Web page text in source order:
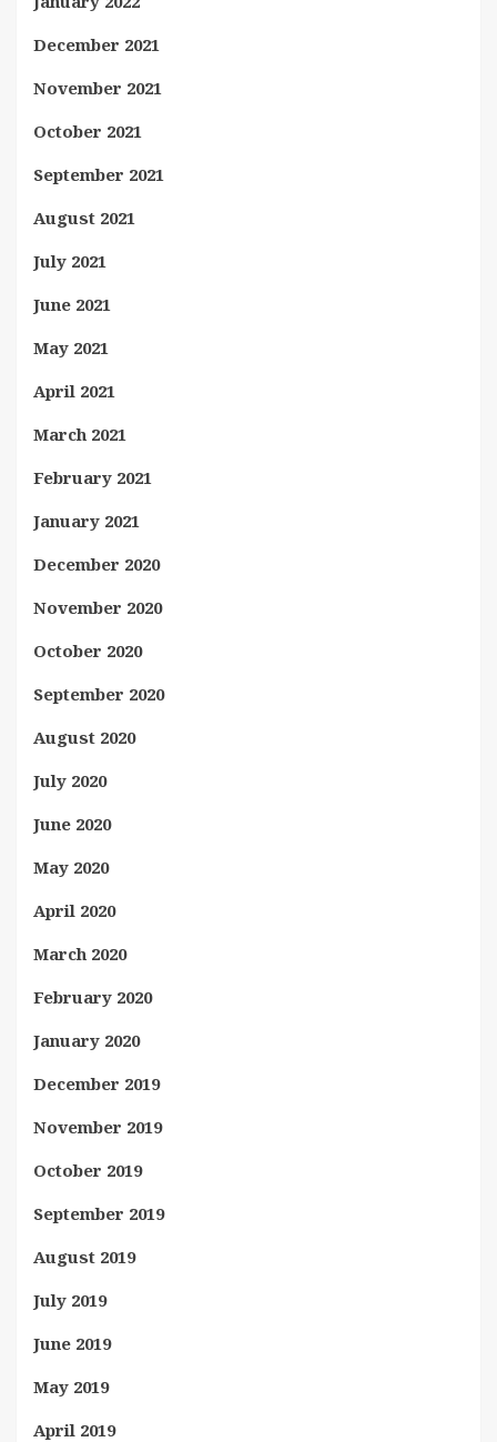
December 2021
November 2021
October 2021
September 2021
August 2021
July 2021
June 2021
May 2021
April 2021
March 2021
February 2021
January 2021
December 2020
November 2020
October 2020
September 2020
August 2020
July 2020
June 2020
May 2020
April 2020
March 2020
February 2020
January 2020
December 2019
November 2019
October 2019
September 2019
August 2019
July 2019
June 2019
May 2019
April 2019